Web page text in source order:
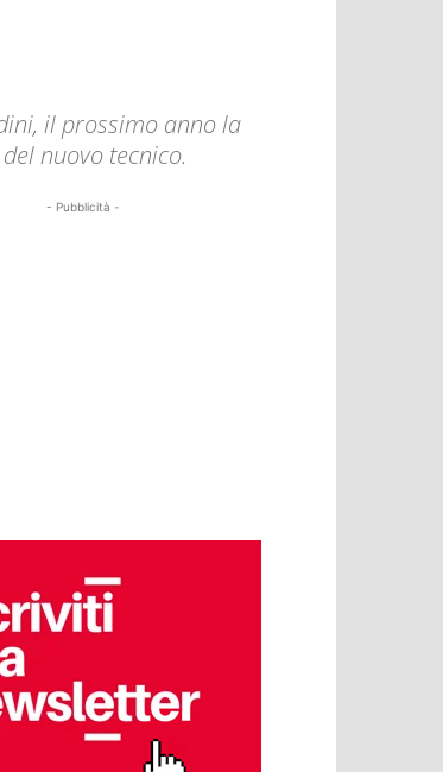
il prossimo anno la
nuovo tecnico.
- Pubblicità -